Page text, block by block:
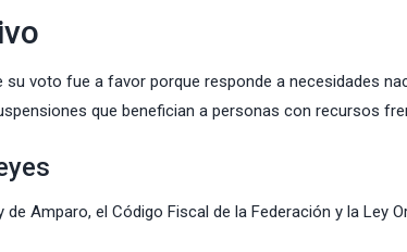
voto fue a favor porque responde a necesidades
que benefician a personas con recursos
Amparo, el Código Fiscal de la Federación y la Ley